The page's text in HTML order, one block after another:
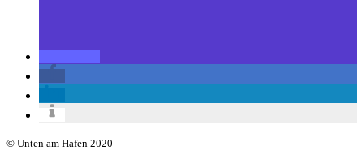
© Unten am Hafen 2020